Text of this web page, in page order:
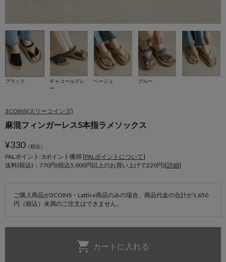
ブラック
チャコールグレ
ー
ベージュ ブルー
3COINS(スリーコインズ)
麻混フィンガーレス5本指ラメソックス
¥330（税込）
PALポイント: 3ポイント獲得 [PALポイントについて]
送料(税込)：770円(税込5,000円以上のお買い上げで220円)[詳細]
ご購入商品が3COINS・Lattice商品のみの場合、商品代金の合計が1,650
円（税込）未満のご注文はできません。